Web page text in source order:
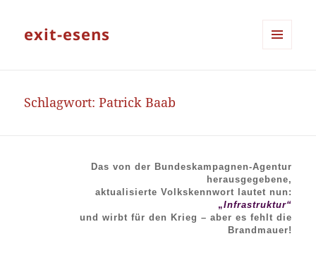
exit-esens
Schlagwort:Patrick Baab
Das von der Bundeskampagnen-Agentur
herausgegebene,
aktualisierte Volkskennwort lautet nun:
„Infrastruktur“
und wirbt für den Krieg – aber es fehlt die
Brandmauer!